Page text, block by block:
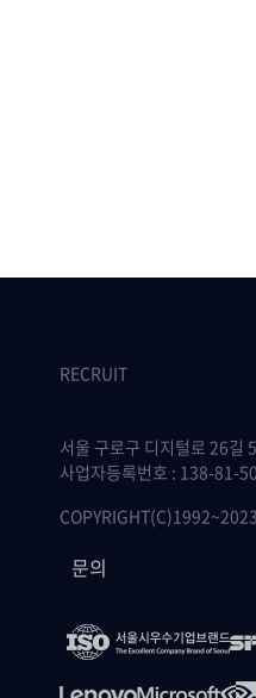
RECRUIT
서울 구로구 디지털로 26길
사업자등록번호 : 138-81-
문의